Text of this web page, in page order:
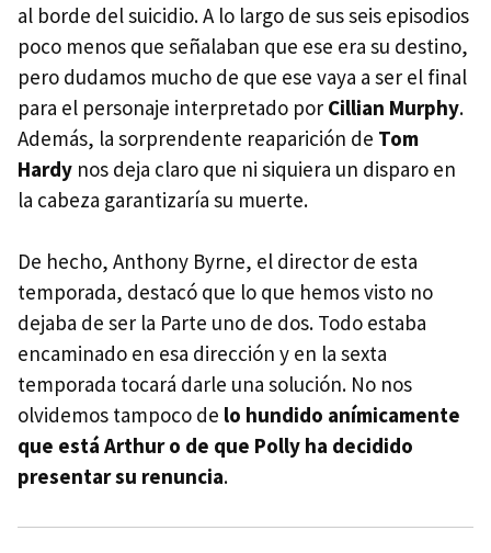
al borde del suicidio. A lo largo de sus seis episodios
poco menos que señalaban que ese era su destino,
pero dudamos mucho de que ese vaya a ser el final
para el personaje interpretado por Cillian Murphy.
Además, la sorprendente reaparición de Tom
Hardy nos deja claro que ni siquiera un disparo en
la cabeza garantizaría su muerte.
De hecho, Anthony Byrne, el director de esta
temporada, destacó que lo que hemos visto no
dejaba de ser la Parte uno de dos. Todo estaba
encaminado en esa dirección y en la sexta
temporada tocará darle una solución. No nos
olvidemos tampoco de lo hundido anímicamente
que está Arthur o de que Polly ha decidido
presentar su renuncia.